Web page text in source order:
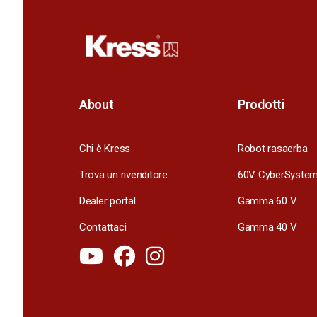
About
Chi è Kress
Trova un rivenditore
Dealer portal
Contattaci
Prodotti
Robot rasaerba
60V CyberSystem
Gamma 60 V
Gamma 40 V